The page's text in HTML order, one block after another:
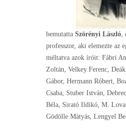
bemutatta Szörényi László
professzor, aki elemezte az
méltatva azok íróit: Fábri
Zoltán, Velkey Ferenc,
Gábor, Hermann Róbert,
Csaba, Stuber István,
Béla, Sirató Ildikó, M.
Gödölle Mátyás, Lengyel